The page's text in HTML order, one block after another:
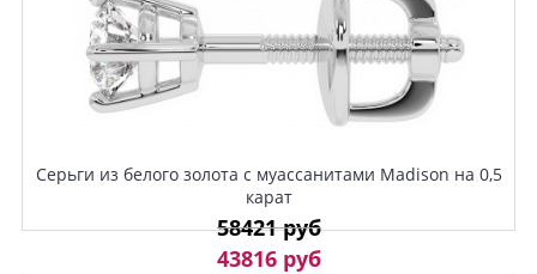
Серьги из белого золота с муассанитами Madison на 0,5
карат
58421 руб
43816 руб